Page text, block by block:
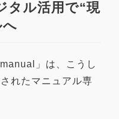
タル活用で“現
」は、こうし
れたマニュアル専